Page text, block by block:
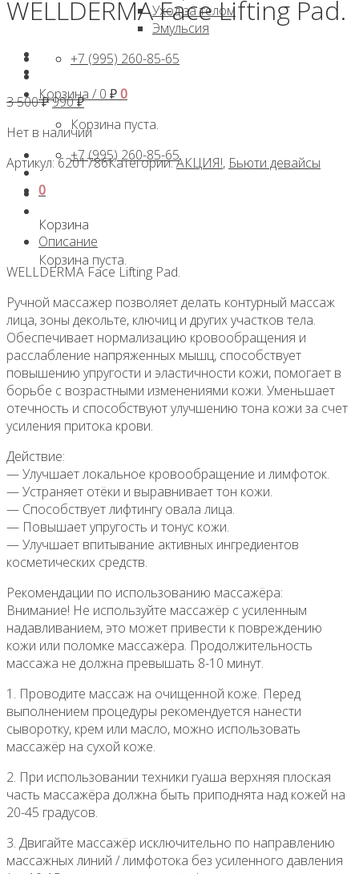
Уход за телом
Эмульсия
+7 (995) 260-85-65
Корзина / 0 ₽0
Корзина пуста.
+7 (995) 260-85-65
0
Корзина
Корзина пуста.
WELLDERMA Face Lifting Pad.
3 500₽Первоначальная
цена
составляла
3
500 ₽.
990₽Текущая
цена:
990 ₽.
Нет в наличии
Артикул:6201786Категории:АКЦИЯ!, Бьюти девайсы
Описание
WELLDERMA Face Lifting Pad.
Ручной массажер позволяет делать контурный массаж
лица, зоны декольте, ключиц и других участков тела.
Обеспечивает нормализацию кровообращения и
расслабление напряженных мышц, способствует
повышению упругости и эластичности кожи, помогает в
борьбе с возрастными изменениями кожи. Уменьшает
отечность и способствуют улучшению тона кожи за счет
усиления притока крови.
Действие:
— Улучшает локальное кровообращение и лимфоток.
— Устраняет отёки и выравнивает тон кожи.
— Способствует лифтингу овала лица.
— Повышает упругость и тонус кожи.
— Улучшает впитывание активных ингредиентов
косметических средств.
Рекомендации по использованию массажёра:
Внимание! Не используйте массажёр с усиленным
надавливанием, это может привести к повреждению
кожи или поломке массажёра. Продолжительность
массажа не должна превышать 8-10 минут.
1. Проводите массаж на очищенной коже. Перед
выполнением процедуры рекомендуется нанести
сыворотку, крем или масло, можно использовать
массажёр на сухой коже.
2. При использовании техники гуаша верхняя плоская
часть массажёра должна быть приподнята над кожей на
20-45 градусов.
3. Двигайте массажёр исключительно по направлению
массажных линий / лимфотока без усиленного давления